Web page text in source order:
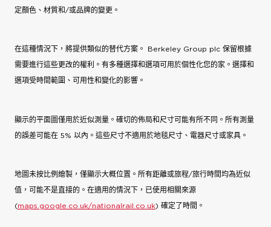
定顏色、材質和/或品牌的變更。
在這種情況下，將提供類似的替代方案。 Berkeley Group plc 保留根據
需要進行這些更改的權利。有多種選擇和選項可用於個性化您的家。選擇和
選項受時間範圍、可用性和變化的影響。
顯示的平面圖僅用於近似測量。確切的佈局和尺寸可能有所不同。所有測量
的誤差可能在 5% 以內。這些尺寸不適用於地毯尺寸、電器尺寸或家具。
地圖未按比例繪製，僅顯示大概位置。所有距離或旅程/旅行時間均為近似
值，可能不是直接的。在適用的情況下，已使用相關來源
(maps.google.co.uk/nationalrail.co.uk) 確定了時間。